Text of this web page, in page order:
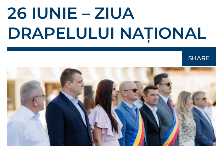
26 IUNIE – ZIUA
DRAPELULUI NAȚIONAL
SHARE